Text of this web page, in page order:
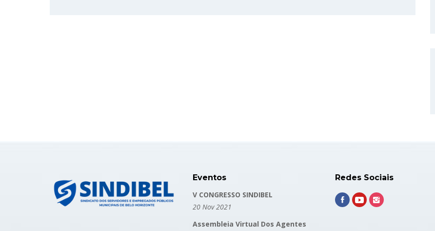
Eventos
V CONGRESSO SINDIBEL
20 Nov 2021
Assembleia Virtual Dos Agentes
Redes Sociais